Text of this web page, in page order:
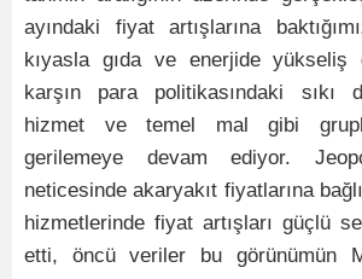
ayındaki fiyat artışlarına
kıyasla gıda ve enerjide yükseliş
karşın para politikasındaki sıkı
hizmet ve temel mal gibi
gerilemeye devam ediyor.
neticesinde akaryakıt fiyatlarına
hizmetlerinde fiyat artışları güçlü
etti, öncü veriler bu görünümün